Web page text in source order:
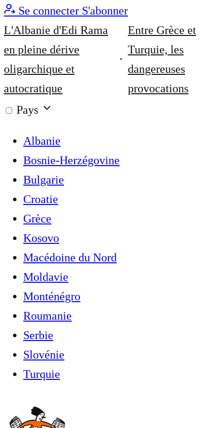
Se connecter S'abonner
L'Albanie d'Edi Rama
en pleine dérive
oligarchique et
autocratique
Entre Grèce et
Turquie, les
dangereuses
provocations
Pays
Albanie
Bosnie-Herzégovine
Bulgarie
Croatie
Grèce
Kosovo
Macédoine du Nord
Moldavie
Monténégro
Roumanie
Serbie
Slovénie
Turquie